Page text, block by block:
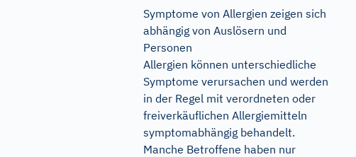
Symptome von Allergien zeigen sich
abhängig von Auslösern und
Personen
Allergien können unterschiedliche
Symptome verursachen und werden
in der Regel mit verordneten oder
freiverkäuflichen Allergiemitteln
symptomabhängig behandelt.
Manche Betroffene haben nur